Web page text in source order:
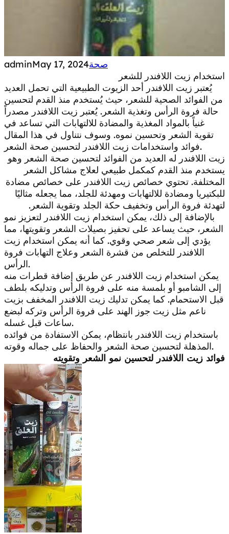
adminMay 17, 2024صحة
استخدام زيت اللافندر للشعر
يُعتبر زيت اللافندر أحد الزيوت الطبيعية التي تحمل العديد
من الفوائد الصحية للشعر، حيث يُستخدم منذ القدم لتحسين
حالة فروة الرأس وتغذية الشعر. يُعتبر زيت اللافندر مصدراً
غنياً بالمواد المغذية والمضادة للالتهابات التي تساعد في
تقوية الشعر وتحسين نموه. وسوف نتناول في هذا المقال
فوائد واستخدامات زيت اللافندر لتحسين صحة الشعر.
زيت اللافندر له العديد من الفوائد لتحسين صحة الشعر وهو
يستخدم منذ القدم كمكمل طبيعي لعلاج مشاكل الشعر
المختلفة. تحتوي خصائص زيت اللافندر على خصائص مضادة
للبكتيريا ومضادة للالتهابات ومهدئة للجلد، مما يجعله مثاليًا
لتهدئة فروة الرأس وتخفيف حكة الجلد وتقوية الشعر.
بالإضافة إلى ذلك، يمكن استخدام زيت اللافندر لتعزيز نمو
الشعر، حيث يساعد على تحفيز بصيلات الشعر وتقويتها، مما
يؤدي إلى شعر صحي وقوي. كما أنه يمكن استخدام زيت
اللافندر للتخلص من قشرة الشعر وعلاج التهابات فروة
الرأس.
يمكن استخدام زيت اللافندر عن طريق إضافة قطرات منه
إلى الشامبو أو بلمسة منه على فروة الرأس وتدليكه بلطف
قبل الاستحمام. كما يمكن تدليك زيت اللافندر المخفف بزيت
ناعم مثل زيت جوز الهند على فروة الرأس وتركه لبضع
ساعات قبل غسله.
باستخدام زيت اللافندر بانتظام، يمكن الاستفادة من فوائده
المذهلة لتحسين صحة الشعر والحفاظ على جماله وقوته.
فوائد زيت اللافندر لتحسين نمو الشعر وتقويته